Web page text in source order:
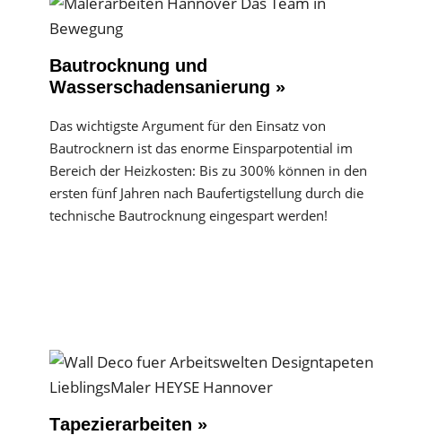
Bautrocknung und
Wasserschadensanierung »
Das wichtigste Argument für den Einsatz von
Bautrocknern ist das enorme Einsparpotential im
Bereich der Heizkosten: Bis zu 300% können in den
ersten fünf Jahren nach Baufertigstellung durch die
technische Bautrocknung eingespart werden!
Tapezierarbeiten »